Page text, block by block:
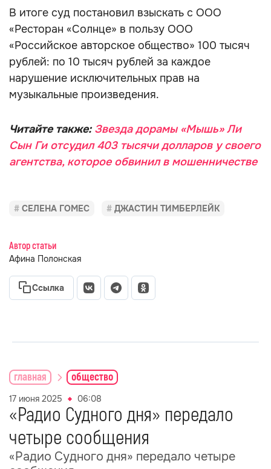
В итоге суд постановил взыскать с ООО
«Ресторан «Солнце» в пользу ООО
«Российское авторское общество» 100 тысяч
рублей: по 10 тысяч рублей за каждое
нарушение исключительных прав на
музыкальные произведения.
Читайте также: Звезда дорамы «Мышь» Ли
Сын Ги отсудил 403 тысячи долларов у своего
агентства, которое обвинил в мошенничестве
СЕЛЕНА ГОМЕС ДЖАСТИН ТИМБЕРЛЕЙК
Автор статьи
Афина Полонская
Ссылка
главная общество
17 июня 2025 06:08
«Радио Судного дня» передало
четыре сообщения
«Радио Судного дня» передало четыре